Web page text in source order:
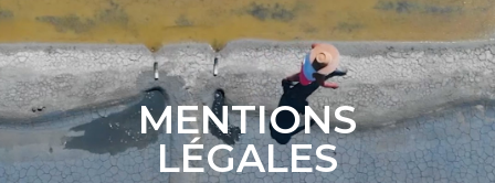
MENTIONS
LÉGALES